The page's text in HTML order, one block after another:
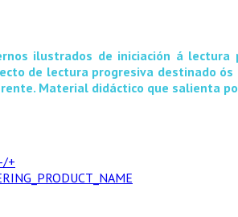
ilustrados de iniciación á
de lectura progresiva destinado
Material didáctico que salienta
+